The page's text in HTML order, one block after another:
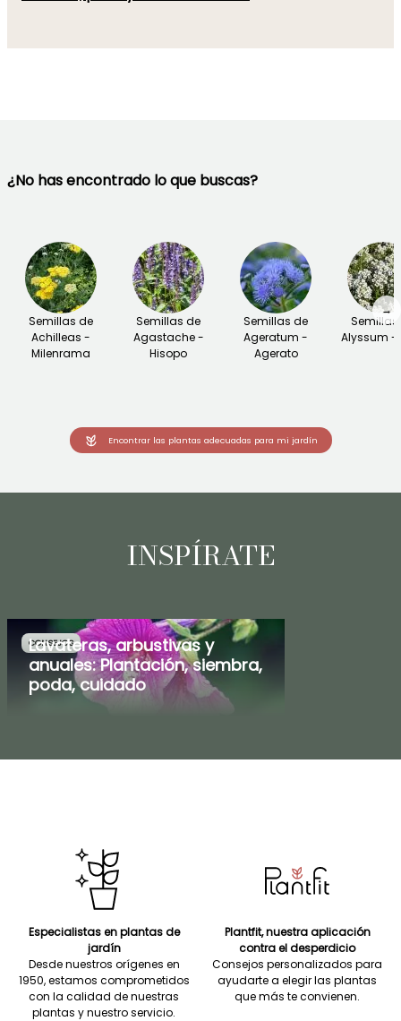
¿No has encontrado lo que buscas?
Semillas de
Achilleas -
Milenrama
Semillas de
Agastache -
Hisopo
Semillas de
Ageratum -
Agerato
Semillas
Alyssum -
→
Encontrar las plantas adecuadas para mi jardín
INSPÍRATE
CONSEJOS
Lavateras, arbustivas y
anuales: Plantación, siembra,
poda, cuidado
Especialistas en plantas de
jardín
Desde nuestros orígenes en
1950, estamos comprometidos
con la calidad de nuestras
plantas y nuestro servicio.
Plantfit, nuestra aplicación
contra el desperdicio
Consejos personalizados para
ayudarte a elegir las plantas
que más te convienen.